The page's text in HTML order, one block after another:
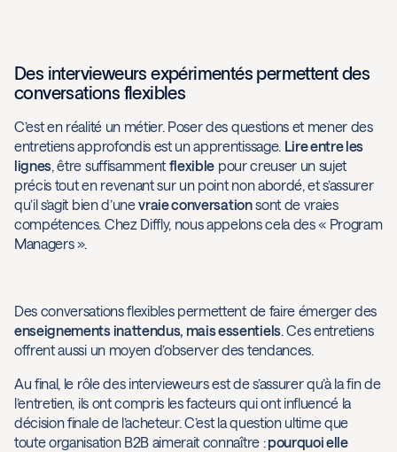
Des intervieweurs expérimentés permettent des
conversations flexibles
C’est en réalité un métier. Poser des questions et mener des
entretiens approfondis est un apprentissage. Lire entre les
lignes , être suffisamment flexible pour creuser un sujet
précis tout en revenant sur un point non abordé, et s’assurer
qu’il s’agit bien d’unevraie conversationsont de vraies
compétences. Chez Diffly, nous appelons cela des « Program
Managers ».
Des conversations flexibles permettent de faire émerger des
enseignements inattendus, mais essentiels. Ces entretiens
offrent aussi un moyen d’observer des tendances.
Au final, le rôle des intervieweurs est de s’assurer qu’à la fin de
l’entretien, ils ont compris les facteurs qui ont influencé la
décision finale de l’acheteur. C’est la question ultime que
toute organisation B2B aimerait connaître :pourquoi elle